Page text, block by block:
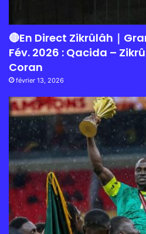
🔴En Direct Zikrûlâh｜
Fév. 2026 : Qacida –
Coran
février 13, 2026